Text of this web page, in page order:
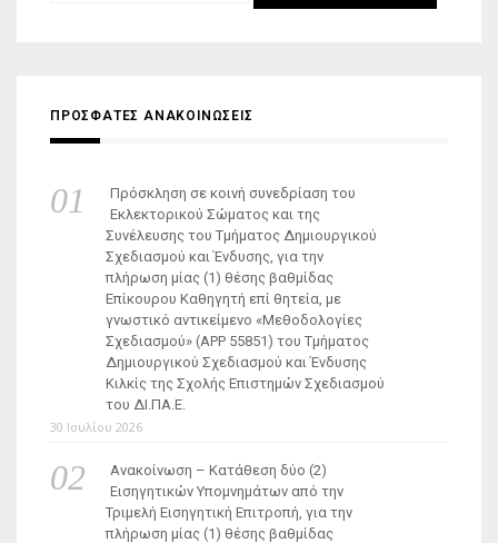
ΠΡΟΣΦΑΤΕΣ ΑΝΑΚΟΙΝΩΣΕΙΣ
Πρόσκληση σε κοινή συνεδρίαση του
Εκλεκτορικού Σώματος και της
Συνέλευσης του Τμήματος Δημιουργικού
Σχεδιασμού και Ένδυσης, για την
πλήρωση μίας (1) θέσης βαθμίδας
Επίκουρου Καθηγητή επί θητεία, με
γνωστικό αντικείμενο «Μεθοδολογίες
Σχεδιασμού» (ΑΡΡ 55851) του Τμήματος
Δημιουργικού Σχεδιασμού και Ένδυσης
Κιλκίς της Σχολής Επιστημών Σχεδιασμού
του ΔΙ.ΠΑ.Ε.
30 Ιουλίου 2026
Ανακοίνωση – Κατάθεση δύο (2)
Εισηγητικών Υπομνημάτων από την
Τριμελή Εισηγητική Επιτροπή, για την
πλήρωση μίας (1) θέσης βαθμίδας